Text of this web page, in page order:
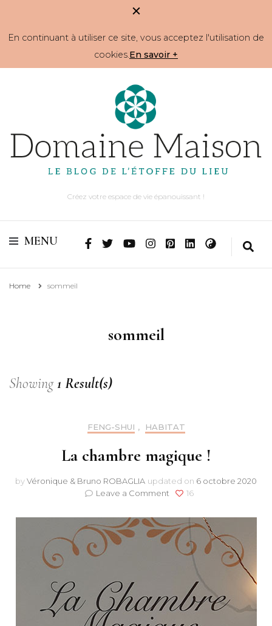
En continuant à utiliser ce site, vous acceptez l'utilisation de
cookies.En savoir +
Créez votre espace de vie épanouissant !
MENU
Home sommeil
sommeil
Showing1 Result(s)
FENG-SHUI , HABITAT
La chambre magique !
byVéronique & Bruno ROBAGLIA updated on 6 octobre 2020
Leave a Commenton
chambre
magique
!
16